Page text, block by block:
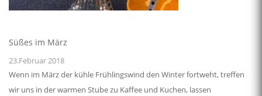
Süßes im März
23.Februar 2018
Wenn im März der kühle Frühlingswind den Winter fortweht, treffen
wir uns in der warmen Stube zu Kaffee und Kuchen, lassen